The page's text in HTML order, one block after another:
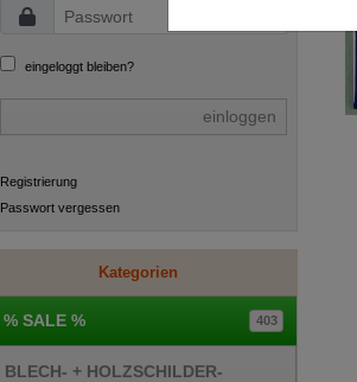
eingeloggt bleiben?
einloggen
Registrierung
Passwort vergessen
Kategorien
% SALE % 403
BLECH- + HOLZSCHILDER-